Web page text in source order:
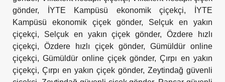
gönder, İYTE Kampüsü ekonomik çiçekçi,
İYTE
Kampüsü ekonomik çiçek gönder, Selçuk en yakın
çiçekçi, Selçuk en yakın çiçek gönder,Özdere hızlı
çiçekçi, Özdere hızlı çiçek gönder, Gümüldür online
çiçekçi,Gümüldür online çiçek gönder,Çırpı en yakın
çiçekçi, Çırpı en yakın çiçek gönder, Zeytindağ güvenli